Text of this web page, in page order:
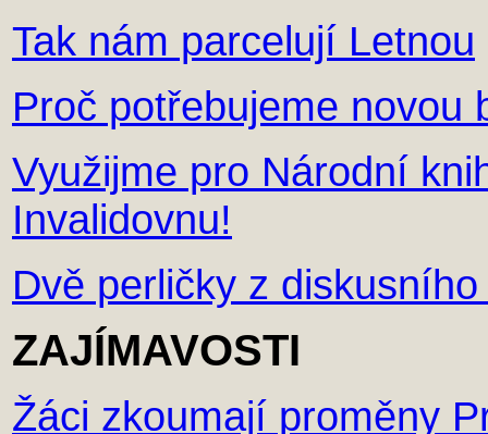
Tak nám parcelují Letnou
Proč potřebujeme novou
Využijme pro Národní
Invalidovnu!
Dvě perličky z
ZAJÍMAVOSTI
Žáci zkoumají proměny